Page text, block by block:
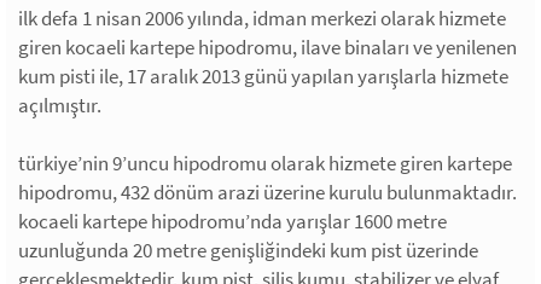
ilk defa 1 nisan 2006 yılında, idman merkezi olarak hizmete
giren kocaeli kartepe hipodromu, ilave binaları ve yenilenen
kum pisti ile, 17 aralık 2013 günü yapılan yarışlarla hizmete
açılmıştır.
türkiye’nin 9’uncu hipodromu olarak hizmete giren kartepe
hipodromu, 432 dönüm arazi üzerine kurulu bulunmaktadır.
kocaeli kartepe hipodromu’nda yarışlar 1600 metre
uzunluğunda 20 metre genişliğindeki kum pist üzerinde